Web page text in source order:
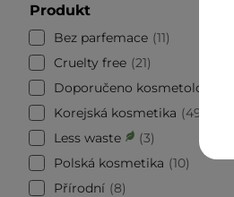
Produkt
Bez parfemace 11
Cruelty free 21
Doporučeno kosmetology
Korejská kosmetika
49
Less waste
3
Polská kosmetika
10
Přírodní 8